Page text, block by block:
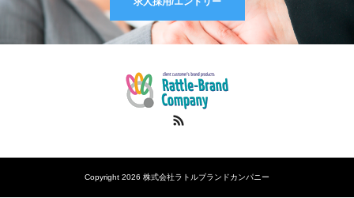
Copyright 2026 株式会社ラトルブランドカンパニー